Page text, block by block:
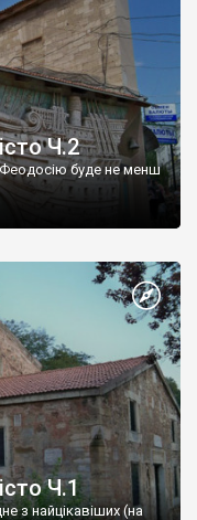
Ч.2
Феодосію буде не менш
Ч.1
з найцікавіших (на